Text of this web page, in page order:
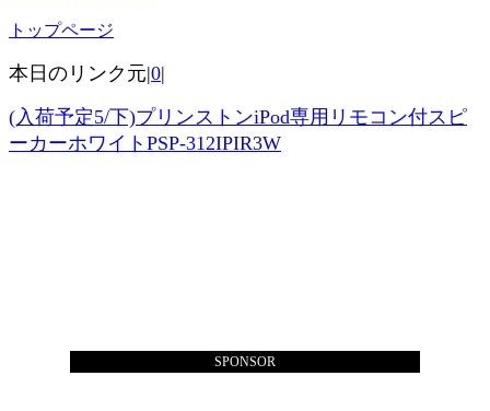
トップページ
本日のリンク元|0|
(入荷予定5/下)プリンストンiPod専用リモコン付スピ
ーカーホワイトPSP-312IPIR3W
SPONSOR